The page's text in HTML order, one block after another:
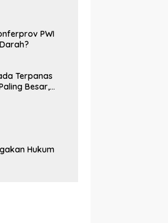
PWI
Terpanas
Besar,
Hukum